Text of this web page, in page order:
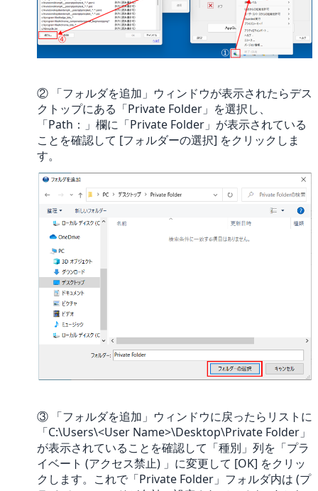
② 「フォルダを追加」ウィンドウが表示されたらデス
クトップにある「Private Folder」を選択し、
「Path：」欄に「Private Folder」が表示されている
ことを確認して [フォルダーの選択] をクリックしま
す。
③ 「フォルダを追加」ウィンドウに戻ったらリストに
「C:\Users\<User Name>\Desktop\Private Folder」
が表示されていることを確認して「種別」列を「プラ
イベート (アクセス禁止) 」に変更して [OK] をクリッ
クします。これで「Private Folder」フォルダ内は (プ